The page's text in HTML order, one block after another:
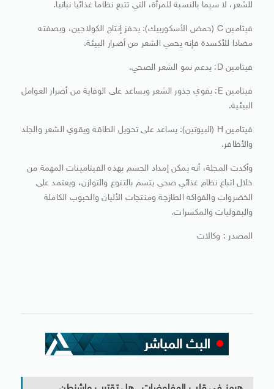
للشعر، لا سيما بالنسبة للمرأة، التي تتبع نظاما غذائيا نباتيا.
فيتامين C (حمض الأسكوربيك): يحفز إنتاج الكولاجين، وبصفته
مضادا للأكسدة فإنه يحمي الشعر من أضرار البيئة.
فيتامين D: يدعم نمو الشعر الصحي.
فيتامين E: يقوي جذور الشعر ويساعد على الوقاية من أضرار العوامل
البيئية.
فيتامين H (البيوتين): يساعد على تحويل الطاقة ويقوي الشعر والجلد
والأظافر.
وأكدت المجلة، أنه يمكن إمداد الجسم بهذه الفيتامينات المهمة من
خلال اتباع نظام غذائي صحي يتسم بالتنوع والتوازن، ويعتمد على
الخضروات والفواكه الطازجة ومنتجات الألبان والحبوب الكاملة
والبقوليات والمكسرات.
المصدر : وكالات